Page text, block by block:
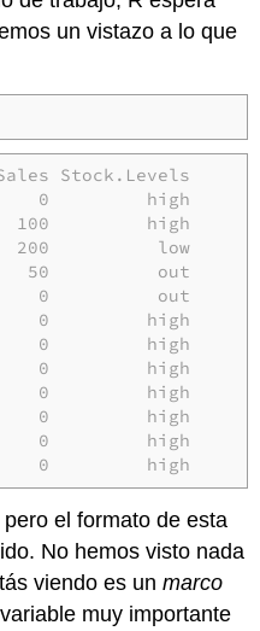
un vistazo a lo que
Stock.Levels
0         high
100         high
200          low
50          out
0          out
0         high
0         high
0         high
0         high
0         high
0         high
0         high
el formato de esta
No hemos visto nada
viendo es unmarco
muy importante